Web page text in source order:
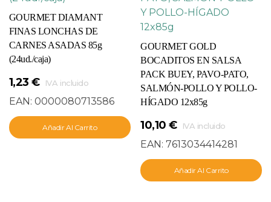
GOURMET DIAMANT
FINAS LONCHAS DE
CARNES ASADAS 85g
(24ud./caja)
1,23 € IVA incluido
EAN: 0000080713586
Añadir Al Carrito
GOURMET GOLD
BOCADITOS EN SALSA
PACK BUEY, PAVO-PATO,
SALMÓN-POLLO Y POLLO-
HÍGADO 12x85g
10,10 € IVA incluido
EAN:7613034414281
Añadir Al Carrito